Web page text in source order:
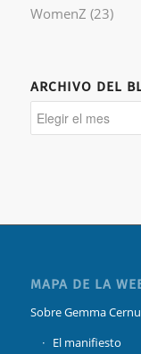
WomenZ (23)
ARCHIVO DEL
MAPA DE LA
Sobre Gemma
El manifiesto